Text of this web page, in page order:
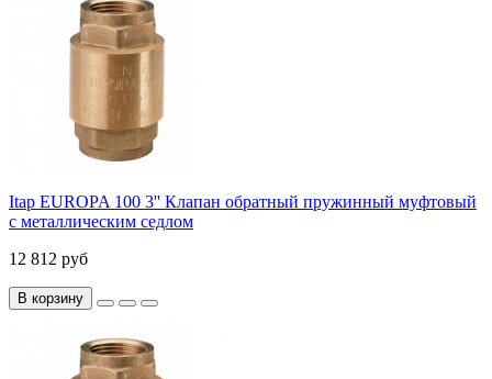
Itap EUROPA 100 3'' Клапан обратный пружинный муфтовый
с металлическим седлом
12 812 руб
В корзину